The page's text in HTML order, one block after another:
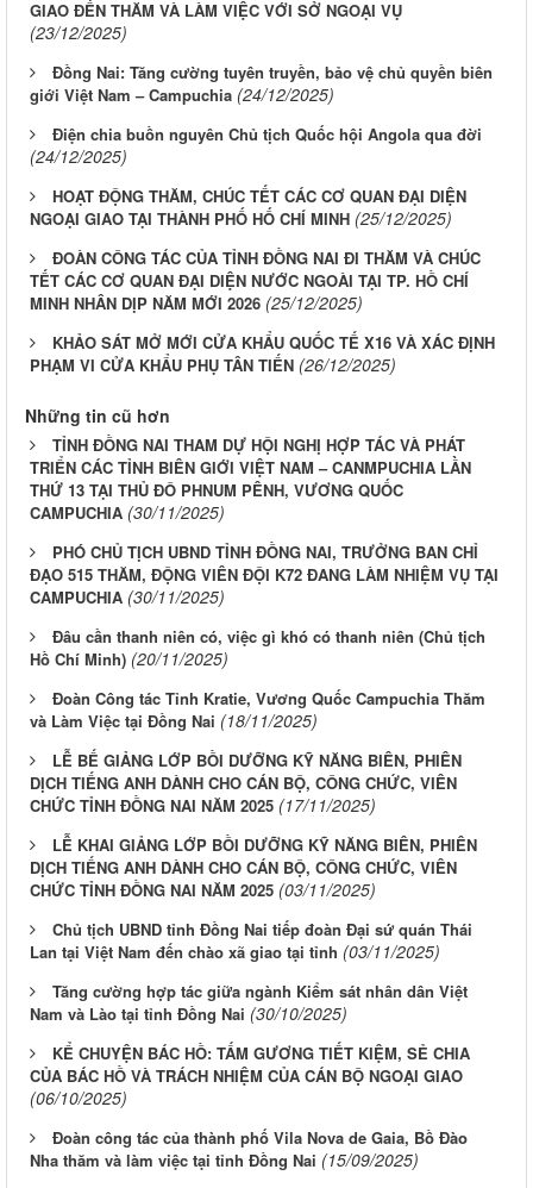
GIAO ĐẾN THĂM VÀ LÀM VIỆC VỚI SỞ NGOẠI VỤ
(23/12/2025)
Đồng Nai: Tăng cường tuyên truyền, bảo vệ chủ quyền biên
giới Việt Nam – Campuchia (24/12/2025)
Điện chia buồn nguyên Chủ tịch Quốc hội Angola qua đời
(24/12/2025)
HOẠT ĐỘNG THĂM, CHÚC TẾT CÁC CƠ QUAN ĐẠI DIỆN
NGOẠI GIAO TẠI THÀNH PHỐ HỐ CHÍ MINH (25/12/2025)
ĐOÀN CÔNG TÁC CỦA TỈNH ĐỒNG NAI ĐI THĂM VÀ CHÚC
TẾT CÁC CƠ QUAN ĐẠI DIỆN NƯỚC NGOÀI TẠI TP. HỒ CHÍ
MINH NHÂN DỊP NĂM MỚI 2026 (25/12/2025)
KHẢO SÁT MỞ MỚI CỬA KHẨU QUỐC TẾ X16 VÀ XÁC ĐỊNH
PHẠM VI CỬA KHẨU PHỤ TÂN TIẾN (26/12/2025)
Những tin cũ hơn
TỈNH ĐỒNG NAI THAM DỰ HỘI NGHỊ HỢP TÁC VÀ PHÁT
TRIỂN CÁC TỈNH BIÊN GIỚI VIỆT NAM – CANMPUCHIA LẦN
THỨ 13 TẠI THỦ ĐÔ PHNUM PÊNH, VƯƠNG QUỐC
CAMPUCHIA (30/11/2025)
PHÓ CHỦ TỊCH UBND TỈNH ĐỒNG NAI, TRƯỞNG BAN CHỈ
ĐẠO 515 THĂM, ĐỘNG VIÊN ĐỘI K72 ĐANG LÀM NHIỆM VỤ TẠI
CAMPUCHIA (30/11/2025)
Đâu cần thanh niên có, việc gì khó có thanh niên (Chủ tịch
Hồ Chí Minh) (20/11/2025)
Đoàn Công tác Tỉnh Kratie, Vương Quốc Campuchia Thăm
và Làm Việc tại Đồng Nai (18/11/2025)
LỄ BẾ GIẢNG LỚP BỒI DƯỠNG KỸ NĂNG BIÊN, PHIÊN
DỊCH TIẾNG ANH DÀNH CHO CÁN BỘ, CÔNG CHỨC, VIÊN
CHỨC TỈNH ĐỒNG NAI NĂM 2025 (17/11/2025)
LỄ KHAI GIẢNG LỚP BỒI DƯỠNG KỸ NĂNG BIÊN, PHIÊN
DỊCH TIẾNG ANH DÀNH CHO CÁN BỘ, CÔNG CHỨC, VIÊN
CHỨC TỈNH ĐỒNG NAI NĂM 2025 (03/11/2025)
Chủ tịch UBND tỉnh Đồng Nai tiếp đoàn Đại sứ quán Thái
Lan tại Việt Nam đến chào xã giao tại tỉnh (03/11/2025)
Tăng cường hợp tác giữa ngành Kiểm sát nhân dân Việt
Nam và Lào tại tỉnh Đồng Nai (30/10/2025)
KỂ CHUYỆN BÁC HỒ: TẤM GƯƠNG TIẾT KIỆM, SẺ CHIA
CỦA BÁC HỒ VÀ TRÁCH NHIỆM CỦA CÁN BỘ NGOẠI GIAO
(06/10/2025)
Đoàn công tác của thành phố Vila Nova de Gaia, Bồ Đào
Nha thăm và làm việc tại tỉnh Đồng Nai (15/09/2025)